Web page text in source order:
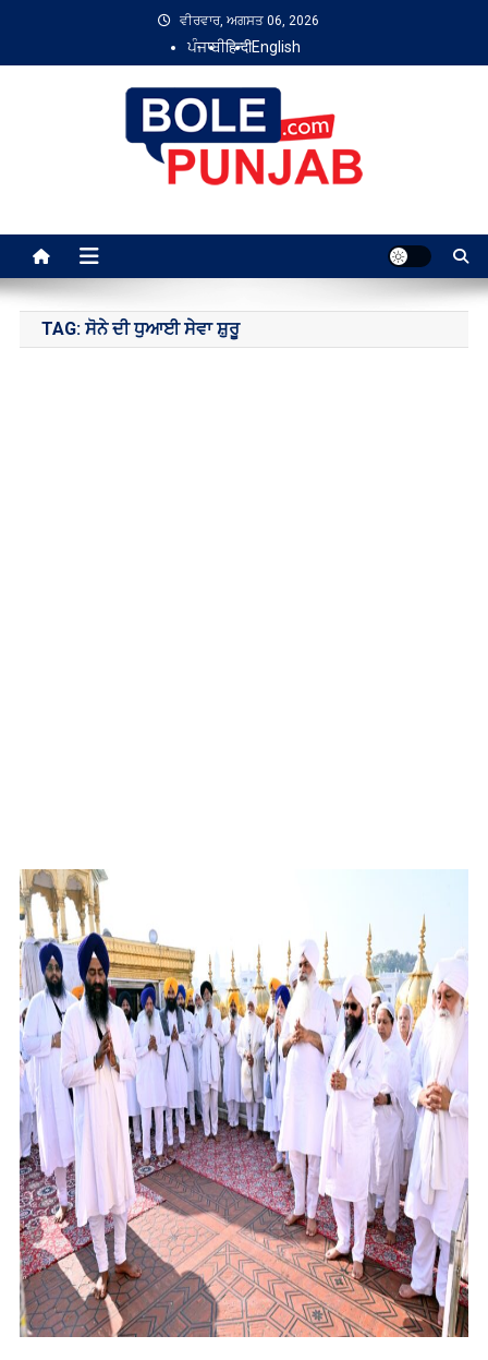
content
ਵੀਰਵਾਰ, ਅਗਸਤ 06, 2026
ਪੰਜਾਬੀहिन्दीEnglish
TAG:ਸੋਨੇ ਦੀ ਧੁਆਈ ਸੇਵਾ ਸ਼ੁਰੂ